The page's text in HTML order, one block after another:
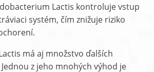
Lactis kontroluje vstup
systém, čím znižuje riziko
má aj množstvo ďalších
z jeho mnohých výhod je